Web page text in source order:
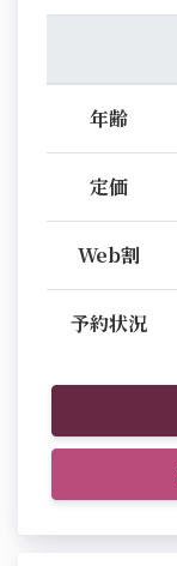
年齢
定価
Web割
予約状況